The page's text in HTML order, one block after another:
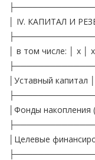
│ IV. КАПИТАЛ И
│ в том числе: │ х │ х
│Уставный капитал
│Фонды накопления
│Целевые